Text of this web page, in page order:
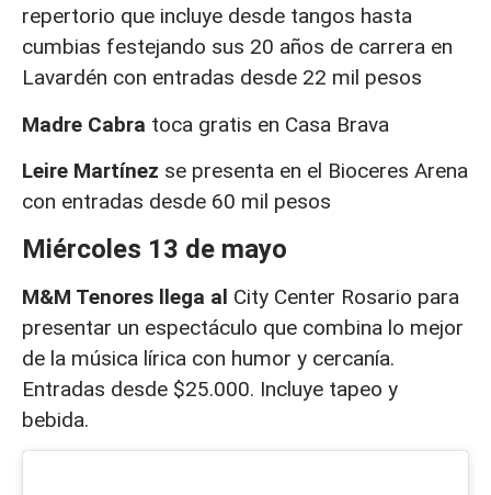
repertorio que incluye desde tangos hasta
cumbias festejando sus 20 años de carrera en
Lavardén con entradas desde 22 mil pesos
Madre Cabra toca gratis en Casa Brava
Leire Martínez se presenta en el Bioceres Arena
con entradas desde 60 mil pesos
Miércoles 13 de mayo
M&M Tenores llega al City Center Rosario para
presentar un espectáculo que combina lo mejor
de la música lírica con humor y cercanía.
Entradas desde $25.000. Incluye tapeo y
bebida.